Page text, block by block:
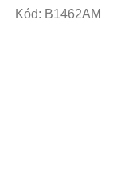
Kód: B1462AM